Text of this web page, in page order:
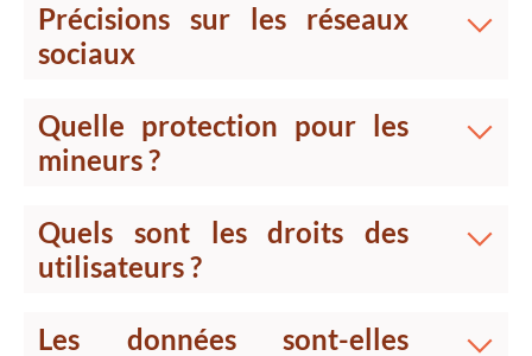
Précisions sur les réseaux
sociaux
Quelle protection pour les
mineurs ?
Quels sont les droits des
utilisateurs ?
Les données sont-elles